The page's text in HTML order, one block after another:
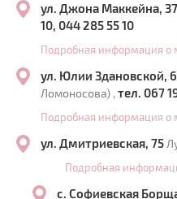
ул. Джона Маккейна, 37
10, 044 285 55 10
Подробная информация о
ул. Юлии Здановской,
Ломоносова) , тел. 067
Подробная информация о
ул. Дмитриевская, 75
Подробная
с. Софиевская